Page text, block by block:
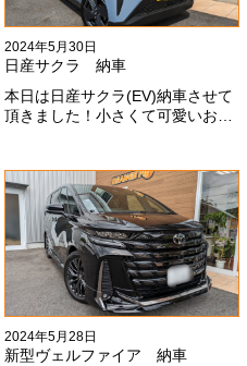
2024年5月30日
日産サクラ 納車
本日は日産サクラ(EV)納車させて
頂きました！小さくて可愛いお車
#x1f60a;#x1f60a;M様ありがとう
ございました#x1f60a;
2024年5月28日
新型ヴェルファイア 納車